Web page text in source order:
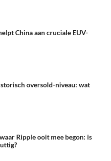
China aan cruciale EUV-
oversold-niveau: wat
Ripple ooit mee begon: is